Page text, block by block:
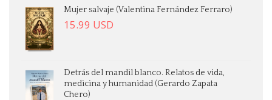
Mujer salvaje (Valentina Fernández Ferraro)
15.99 USD
Detrás del mandil blanco. Relatos de vida,
medicina y humanidad (Gerardo Zapata
Chero)